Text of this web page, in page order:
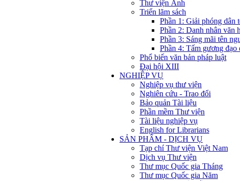
Thư viện Ảnh
Triển lãm sách
Phần 1: Giải phóng dân
Phần 2: Danh nhân văn
Phần 3: Sáng mãi tên
Phần 4: Tấm gương đạo
Phổ biến văn bản pháp luật
Đại hội XIII
NGHIỆP VỤ
Nghiệp vụ thư viện
Nghiên cứu - Trao đổi
Bảo quản Tài liệu
Phần mềm Thư viện
Tài liệu nghiệp vụ
English for Librarians
SẢN PHẨM - DỊCH VỤ
Tạp chí Thư viện Việt Nam
Dịch vụ Thư viện
Thư mục Quốc gia Tháng
Thư mục Quốc gia Năm